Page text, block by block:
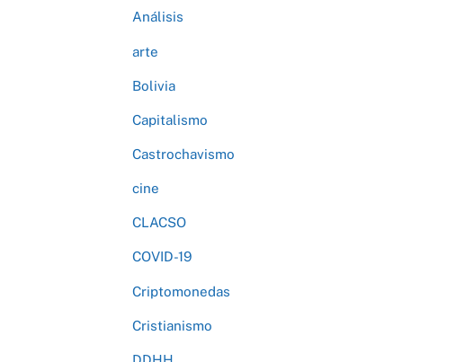
Análisis
arte
Bolivia
Capitalismo
Castrochavismo
cine
CLACSO
COVID-19
Criptomonedas
Cristianismo